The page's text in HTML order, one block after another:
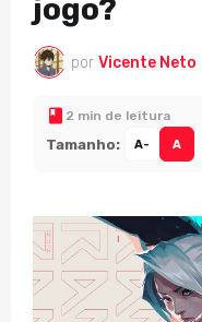
jogo?
por Vicente Neto
2 min de leitura
Tamanho: A- A